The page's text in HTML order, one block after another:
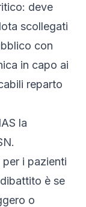
deve
scollegati
con
in capo ai
reparto
la
i pazienti
è se
o